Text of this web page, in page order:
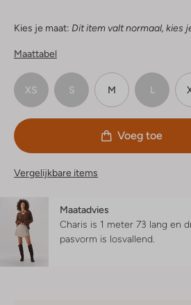
Kies je maat: Dit item valt normaal, kies
Maattabel
XS S M L
Voeg toe
Vergelijkbare items
Maatadvies
Charis is 1 meter 73 lang en
pasvorm is losvallend